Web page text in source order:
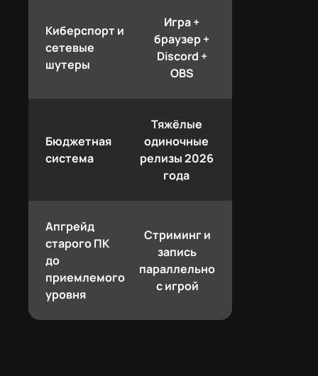
Киберспорт и
сетевые
шутеры
Игра +
браузер +
Discord +
OBS
Бюджетная
система
Тяжёлые
одиночные
релизы 2026
года
Апгрейд
старого ПК
до
приемлемого
уровня
Стриминг и
запись
параллельно
с игрой